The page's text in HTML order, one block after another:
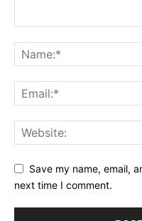
Save my name, email,
next time I comment.